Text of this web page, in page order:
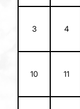
3 4
10 11